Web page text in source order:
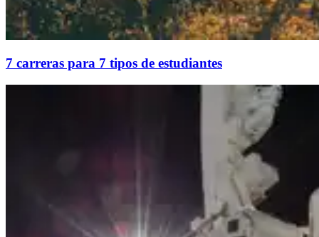
7 carreras para 7 tipos de estudiantes